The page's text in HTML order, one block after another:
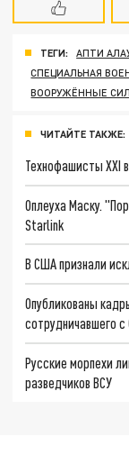
ТЕГИ:
АПТИ
СПЕЦИАЛЬНАЯ
ВООРУЖЁННЫЕ
ЧИТАЙТЕ ТАКЖЕ:
Технофашисты XXI
Оплеуха Маску.
Starlink
В США признали
Опубликованы
сотрудничавшего с
Русские морпехи
разведчиков ВСУ